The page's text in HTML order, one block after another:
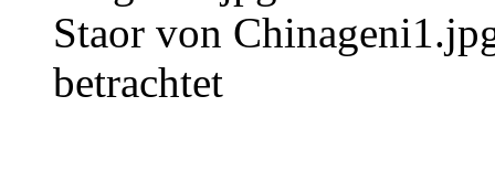
Staor von
betrachtet